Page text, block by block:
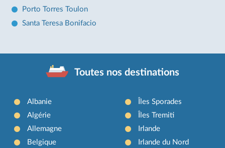
Porto Torres Toulon
Santa Teresa Bonifacio
Toutes nos destinations
Albanie
Algérie
Allemagne
Belgique
Îles Sporades
Îles Tremiti
Irlande
Irlande du Nord